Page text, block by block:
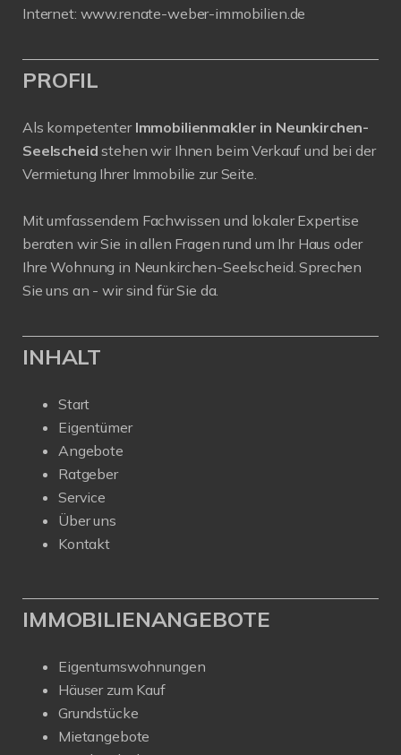
Internet: www.renate-weber-immobilien.de
PROFIL
Als kompetenter Immobilienmakler in Neunkirchen-
Seelscheidstehen wir Ihnen beim Verkauf und bei der
Vermietung Ihrer Immobilie zur Seite.
Mit umfassendem Fachwissen und lokaler Expertise
beraten wir Sie in allen Fragen rund um Ihr Haus oder
Ihre Wohnung in Neunkirchen-Seelscheid. Sprechen
Sie uns an - wir sind für Sie da.
INHALT
Start
Eigentümer
Angebote
Ratgeber
Service
Über uns
Kontakt
IMMOBILIENANGEBOTE
Eigentumswohnungen
Häuser zum Kauf
Grundstücke
Mietangebote